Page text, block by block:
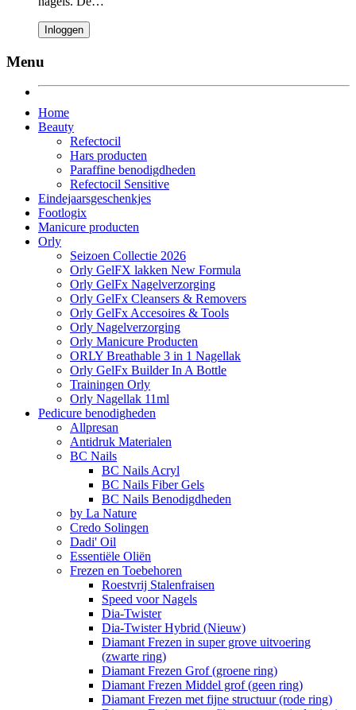
Inloggen
Menu
Home
Beauty
Refectocil
Hars producten
Paraffine benodigdheden
Refectocil Sensitive
Eindejaarsgeschenkjes
Footlogix
Manicure producten
Orly
Seizoen Collectie 2026
Orly GelFX lakken New Formula
Orly GelFx Nagelverzorging
Orly GelFx Cleansers & Removers
Orly GelFx Accesoires & Tools
Orly Nagelverzorging
Orly Manicure Producten
ORLY Breathable 3 in 1 Nagellak
Orly GelFx Builder In A Bottle
Trainingen Orly
Orly Nagellak 11ml
Pedicure benodigheden
Allpresan
Antidruk Materialen
BC Nails
BC Nails Acryl
BC Nails Fiber Gels
BC Nails Benodigdheden
by La Nature
Credo Solingen
Dadi' Oil
Essentiële Oliën
Frezen en Toebehoren
Roestvrij Stalenfraisen
Speed voor Nagels
Dia-Twister
Dia-Twister Hybrid (Nieuw)
Diamant Frezen in super grove uitvoering
(zwarte ring)
Diamant Frezen Grof (groene ring)
Diamant Frezen Middel grof (geen ring)
Diamant Frezen met fijne structuur (rode ring)